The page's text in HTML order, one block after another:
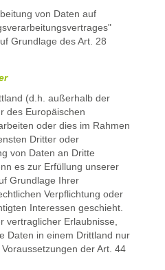
von Daten auf
Grundlage des Art. 28
(d.h. außerhalb der
des Europäischen
oder dies im Rahmen
Dritter oder
von Daten an Dritte
es zur Erfüllung unserer
Grundlage Ihrer
Verpflichtung oder
Interessen geschieht.
vertraglicher Erlaubnisse,
Daten in einem Drittland nur
der Art. 44